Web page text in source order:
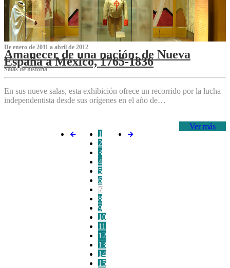
De enero de 2011 a abril de 2012
Amanecer de una nación: de Nueva
España a México, 1765-1836
Salas de historia
En sus nueve salas, esta exhibición ofrece un recorrido por la lucha
independentista desde sus orígenes en el año de…
Ver más
1
2
3
4
5
6
7
8
9
10
11
12
13
14
15